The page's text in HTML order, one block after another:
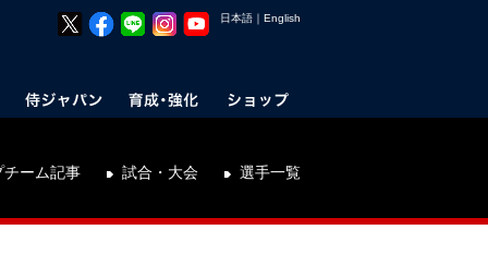
日本語 ｜ English
チーム記事 試合・大会 選手一覧